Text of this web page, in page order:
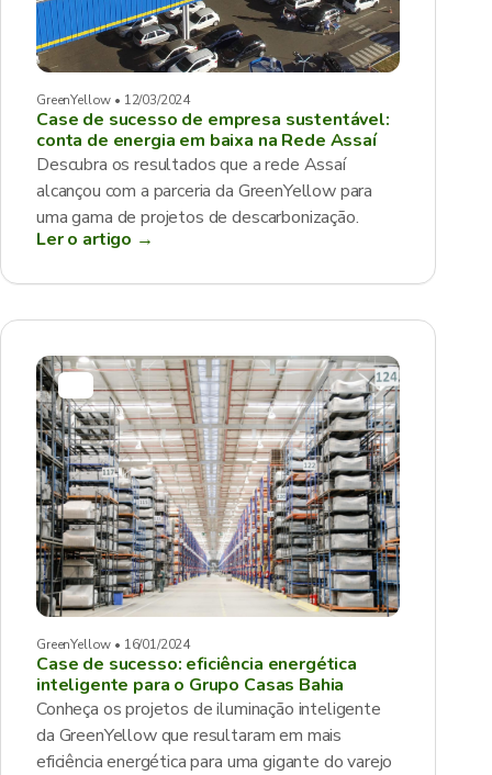
GreenYellow • 12/03/2024
Case de sucesso de empresa sustentável:
conta de energia em baixa na Rede Assaí
Descubra os resultados que a rede Assaí
alcançou com a parceria da GreenYellow para
uma gama de projetos de descarbonização.
Ler o artigo →
GreenYellow • 16/01/2024
Case de sucesso: eficiência energética
inteligente para o Grupo Casas Bahia
Conheça os projetos de iluminação inteligente
da GreenYellow que resultaram em mais
eficiência energética para uma gigante do varejo